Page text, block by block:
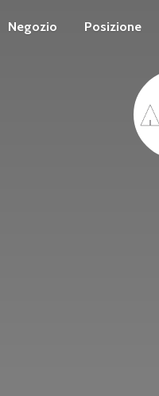
Negozio Posizione